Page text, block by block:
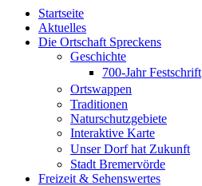
Startseite
Aktuelles
Die Ortschaft Spreckens
Geschichte
700-Jahr Festschrift
Ortswappen
Traditionen
Naturschutzgebiete
Interaktive Karte
Unser Dorf hat Zukunft
Stadt Bremervörde
Freizeit & Sehenswertes